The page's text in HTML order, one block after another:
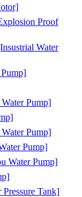
Proof
Water
Pump]
Pump]
Pump]
Water Pump]
Tank]